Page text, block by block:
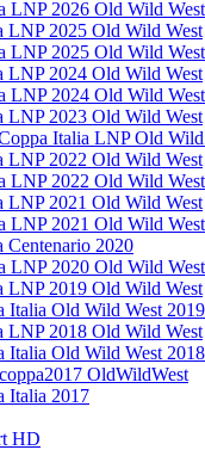
LNP 2026 Old Wild West
LNP 2025 Old Wild West
LNP 2025 Old Wild West
LNP 2024 Old Wild West
LNP 2024 Old Wild West
LNP 2023 Old Wild West
Italia LNP Old
LNP 2022 Old Wild West
LNP 2022 Old Wild West
LNP 2021 Old Wild West
LNP 2021 Old Wild West
Centenario 2020
LNP 2020 Old Wild West
LNP 2019 Old Wild West
Italia Old Wild West 2019
LNP 2018 Old Wild West
Italia Old Wild West 2018
OldWildWest
Italia 2017
HD